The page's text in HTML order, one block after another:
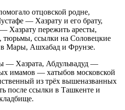
отцовской родне,
— Хазрату и его брату,
Хазрату пережить аресты,
ссылки на Соловецкие
в Мары, Ашхабад и Фрунзе.
— Хазрата, Абдульвадуд —
имамов — хатыбов московской
из трёх вышеназванных
после ссылки в Ташкенте и